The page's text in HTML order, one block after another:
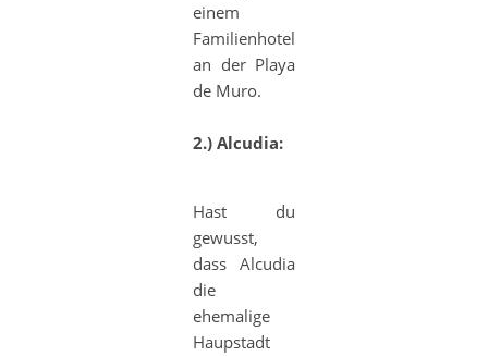
einem
Familienhotel
an der Playa
de Muro.
2.) Alcudia:
Hast du
gewusst,
dass Alcudia
die
ehemalige
Haupstadt